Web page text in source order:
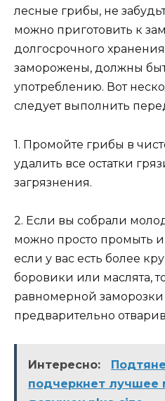
лесные грибы, не
можно приготовить к
долгосрочного
заморожены, должны
употреблению. Вот
следует выполнить
1. Промойте грибы в
удалить все остатки
загрязнения.
2. Если вы собрали
можно просто промыть
если у вас есть более
боровики или маслята,
равномерной
предварительно
Интересно:
подчеркнет лучшее